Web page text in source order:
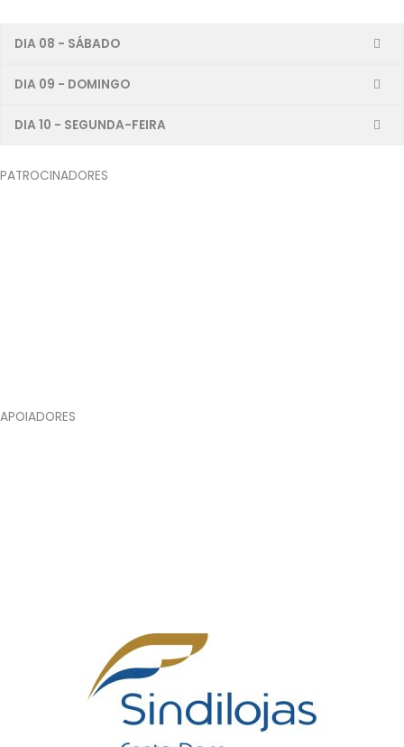
DIA 08 - SÁBADO
DIA 09 - DOMINGO
DIA 10 - SEGUNDA-FEIRA
PATROCINADORES
APOIADORES